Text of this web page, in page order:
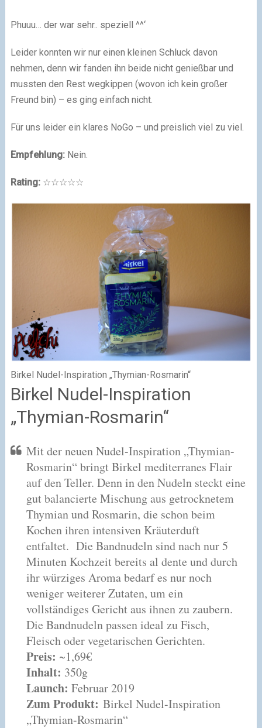
Phuuu… der war sehr.. speziell ^^‘
Leider konnten wir nur einen kleinen Schluck davon
nehmen, denn wir fanden ihn beide nicht genießbar und
mussten den Rest wegkippen (wovon ich kein großer
Freund bin) – es ging einfach nicht.
Für uns leider ein klares NoGo – und preislich viel zu viel.
Empfehlung:Nein.
Rating:☆☆☆☆☆
Birkel Nudel-Inspiration „Thymian-Rosmarin“
Birkel Nudel-Inspiration
„Thymian-Rosmarin“
Mit der neuen Nudel-Inspiration „Thymian-
Rosmarin“ bringt Birkel mediterranes Flair
auf den Teller. Denn in den Nudeln steckt eine
gut balancierte Mischung aus getrocknetem
Thymian und Rosmarin, die schon beim
Kochen ihren intensiven Kräuterduft
entfaltet. Die Bandnudeln sind nach nur 5
Minuten Kochzeit bereits al dente und durch
ihr würziges Aroma bedarf es nur noch
weniger weiterer Zutaten, um ein
vollständiges Gericht aus ihnen zu zaubern.
Die Bandnudeln passen ideal zu Fisch,
Fleisch oder vegetarischen Gerichten.
Preis: ~1,69€
Inhalt: 350g
Launch: Februar 2019
Zum Produkt: Birkel Nudel-Inspiration
„Thymian-Rosmarin“